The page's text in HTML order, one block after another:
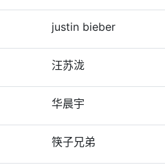
justin bieber
汪苏泷
华晨宇
筷子兄弟